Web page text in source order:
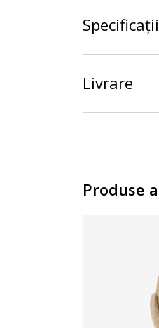
Specificații
Livrare
Produse